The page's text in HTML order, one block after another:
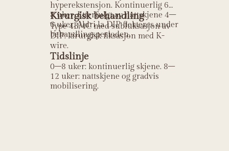
hyperekstensjon. Kontinuerlig 6–
8 uker. Etterfulgt av nattskjene 4–
6 uker. Aldri la DIP flekteres under
behandlingsperioden.
Kirurgisk behandling
Type 4B/4C med subluksasjon av
DIP: kirurgisk fiksasjon med K-
wire.
Tidslinje
0–8 uker: kontinuerlig skjene. 8–
12 uker: nattskjene og gradvis
mobilisering.